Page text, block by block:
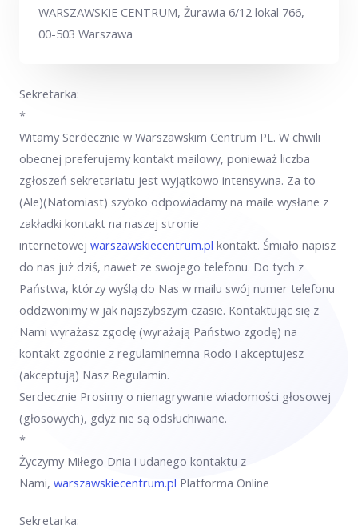
WARSZAWSKIE CENTRUM, Żurawia 6/12 lokal 766,
00-503 Warszawa
Sekretarka:
*
Witamy Serdecznie w Warszawskim Centrum PL. W chwili
obecnej preferujemy kontakt mailowy, ponieważ liczba
zgłoszeń sekretariatu jest wyjątkowo intensywna. Za to
(Ale)(Natomiast) szybko odpowiadamy na maile wysłane z
zakładki kontakt na naszej stronie
internetowej warszawskiecentrum.pl kontakt. Śmiało napisz
do nas już dziś, nawet ze swojego telefonu. Do tych z
Państwa, którzy wyślą do Nas w mailu swój numer telefonu
oddzwonimy w jak najszybszym czasie. Kontaktując się z
Nami wyrażasz zgodę (wyrażają Państwo zgodę) na
kontakt zgodnie z regulaminemna Rodo i akceptujesz
(akceptują) Nasz Regulamin.
Serdecznie Prosimy o nienagrywanie wiadomości głosowej
(głosowych), gdyż nie są odsłuchiwane.
*
Życzymy Miłego Dnia i udanego kontaktu z
Nami, warszawskiecentrum.pl Platforma Online
Sekretarka: